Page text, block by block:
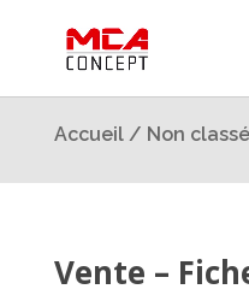
Accueil/ Non classé
Vente –